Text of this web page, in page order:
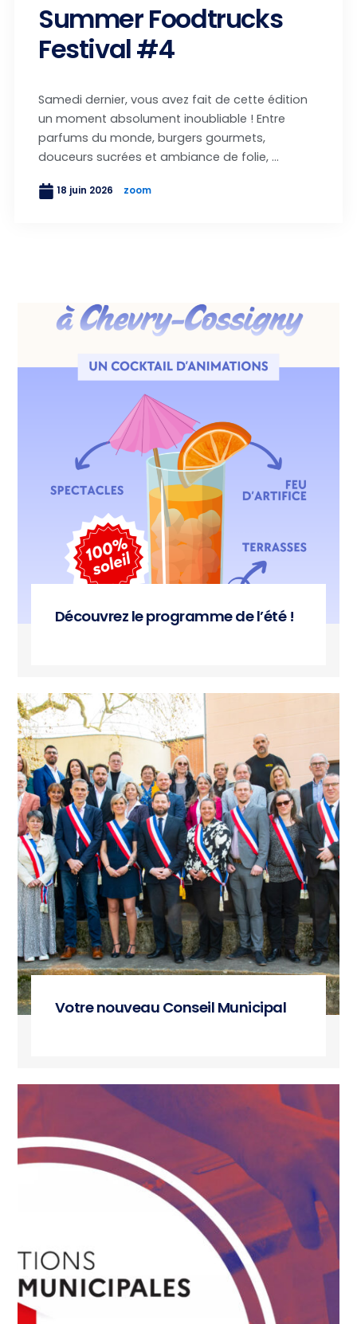
Summer Foodtrucks
Festival #4
Samedi dernier, vous avez fait de cette édition
un moment absolument inoubliable ! Entre
parfums du monde, burgers gourmets,
douceurs sucrées et ambiance de folie, ...
18 juin 2026 zoom
Découvrez le programme de l’été !
Votre nouveau Conseil Municipal